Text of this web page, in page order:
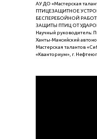
АУ ДО «Мастерская
ПТИЦЕЗАЩИТНОЕ
БЕСПЕРЕБОЙНОЙ
ЗАЩИТЫ ПТИЦ ОТ
Научный руководитель:
Ханты-Мансийский
Мастерская талантов
«Кванториум», г.